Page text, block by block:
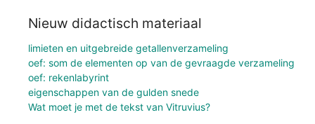
Nieuw didactisch materiaal
limieten en uitgebreide getallenverzameling
oef: som de elementen op van de gevraagde verzameling
oef: rekenlabyrint
eigenschappen van de gulden snede
Wat moet je met de tekst van Vitruvius?